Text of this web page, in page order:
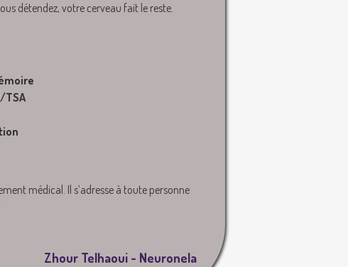
détendez, votre cerveau fait le reste.
TSA
médical. Il s’adresse à toute personne
Zhour Telhaoui - Neuronela